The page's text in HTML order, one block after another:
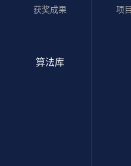
获奖成果
项
算法库